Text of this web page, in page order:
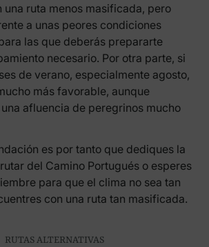
una ruta menos masificada, pero
a unas peores condiciones
las que deberás prepararte
necesario. Por otra parte, si
de verano, especialmente agosto,
más favorable, aunque
afluencia de peregrinos mucho
es por tanto que dediques la
del Camino Portugués o esperes
para que el clima no sea tan
con una ruta tan masificada.
RUTAS ALTERNATIVAS